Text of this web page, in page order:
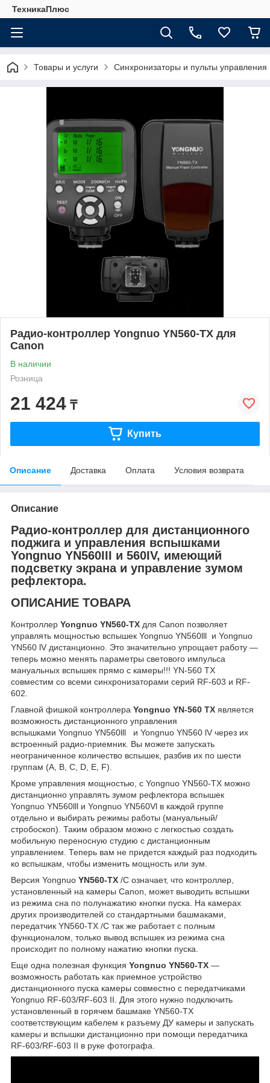
ТехникаПлюс
Товары и услуги Синхронизаторы и пульты управления
Радио-контроллер Yongnuo YN560-TX для
Canon
В наличии
Розница
21 424 ₸
Купить
Описание Доставка Оплата Условия возврата
Описание
Радио-контроллер для дистанционного
поджига и управления вспышками
Yongnuo YN560III и 560IV, имеющий
подсветку экрана и управление зумом
рефлектора.
ОПИСАНИЕ ТОВАРА
Контроллер Yongnuo YN560-TX для Canon позволяет
управлять мощностью вспышек Yongnuo YN560lll и Yongnuo
YN560 lV дистанционно. Это значительно упрощает работу —
теперь можно менять параметры светового импульса
мануальных вспышек прямо с камеры!!! YN-560 TX
совместим со всеми синхронизаторами серий RF-603 и RF-
602.
Главной фишкой контроллера Yongnuo YN-560 TX является
возможность дистанционного управления
вспышками Yongnuo YN560lll
и Yongnuo YN560 lV через их
встроенный радио-приемник. Вы можете запускать
неограниченное количество вспышек, разбив их по шести
группам (A, B, C, D, E, F).
Кроме управления мощностью, с Yongnuo YN560-TX можно
дистанционно управлять зумом рефлектора вспышек
Yongnuo YN560lll и Yongnuo YN560Vl в каждой группе
отдельно и выбирать режимы работы (мануальный/
стробоскоп). Таким образом можно с легкостью создать
мобильную переносную студию с дистанционным
управлением. Теперь вам не придется каждый раз подходить
ко вспышкам, чтобы изменить мощность или зум.
Версия Yongnuo YN560-TX /C означает, что контроллер,
установленный на камеры Canon, может выводить вспышки
из режима сна по полунажатию кнопки пуска. На камерах
других производителей со стандартными башмаками,
передатчик YN560-TX /C так же работает с полным
функционалом, только вывод вспышек из режима сна
происходит по полному нажатию кнопки пуска.
Еще одна полезная функция Yongnuo YN560-TX —
возможность работать как приемное устройство
дистанционного пуска камеры совместно с передатчиками
Yongnuo RF-603/RF-603 II. Для этого нужно подключить
установленный в горячем башмаке YN560-TX
соответствующим кабелем к разъему ДУ камеры и запускать
камеры и вспышки дистанционно при помощи передатчика
RF-603/RF-603 II в руке фотографа.